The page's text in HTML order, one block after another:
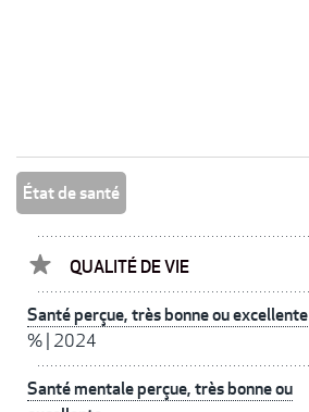
État de santé
QUALITÉ DE VIE
Santé perçue, très bonne ou excellente
% 2024
Santé mentale perçue, très bonne ou